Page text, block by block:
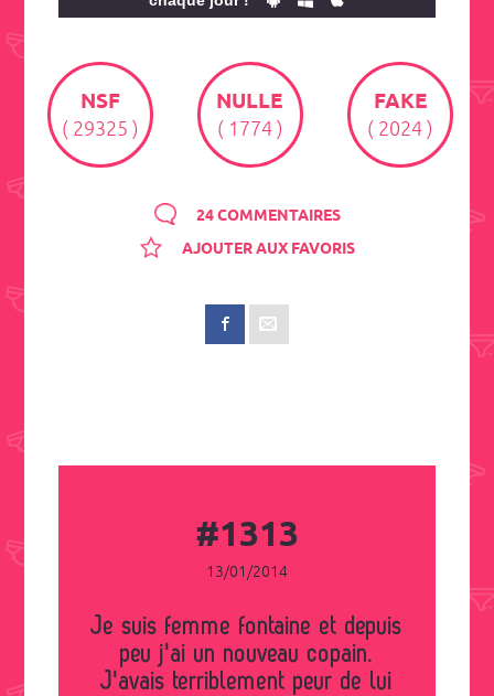
NSF
( 29325 )
NULLE
( 1774 )
FAKE
( 2024 )
24 COMMENTAIRES
AJOUTER AUX FAVORIS
#1313
13/01/2014
Je suis femme fontaine et depuis
peu j'ai un nouveau copain.
J'avais terriblement peur de lui